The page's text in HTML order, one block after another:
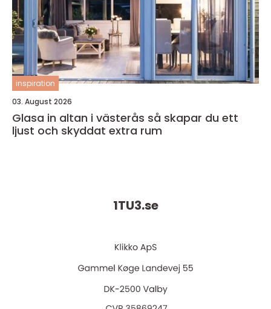
inspiration
03. August 2026
Glasa in altan i västerås så skapar du ett
ljust och skyddat extra rum
1TU3.se